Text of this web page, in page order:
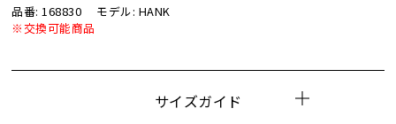
品番: 168830
モデル: HANK
※交換可能商品
サイズガイド